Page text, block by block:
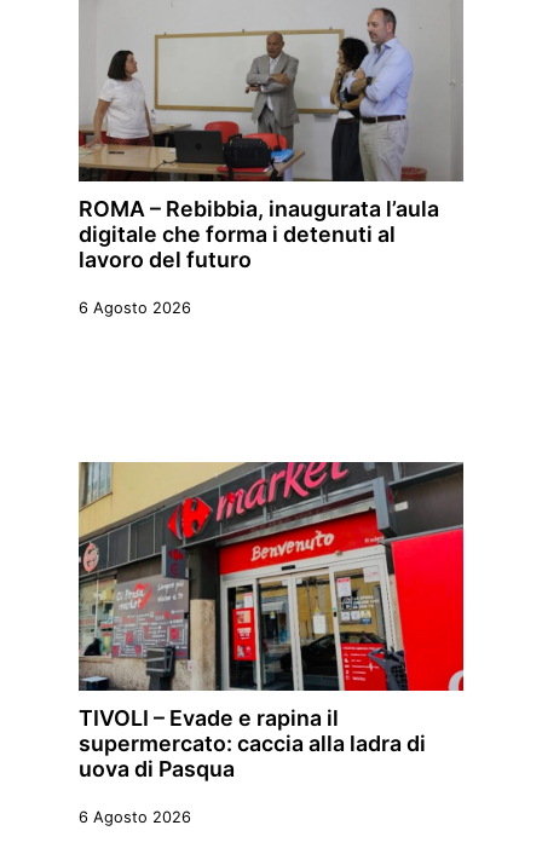
ROMA – Rebibbia, inaugurata l’aula
digitale che forma i detenuti al
lavoro del futuro
6 Agosto 2026
TIVOLI – Evade e rapina il
supermercato: caccia alla ladra di
uova di Pasqua
6 Agosto 2026